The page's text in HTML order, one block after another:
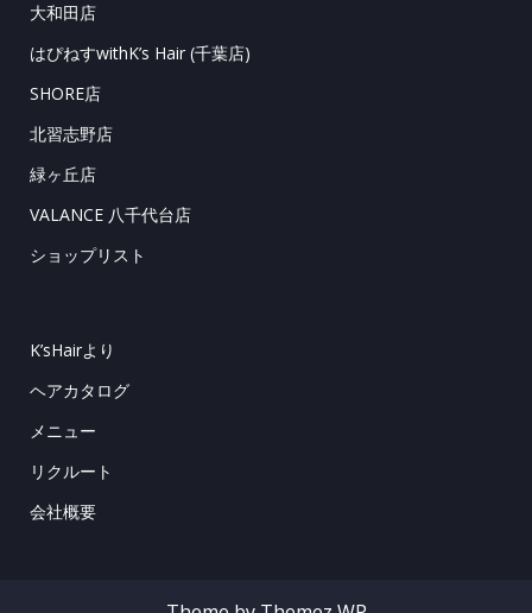
大和田店
はぴねすwithK’s Hair (千葉店)
SHORE店
北習志野店
緑ヶ丘店
VALANCE 八千代台店
ショップリスト
K’sHairより
ヘアカタログ
メニュー
リクルート
会社概要